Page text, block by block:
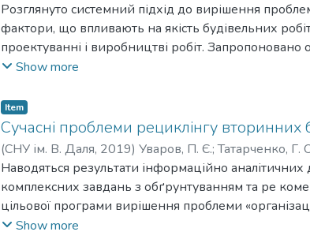
Розглянуто системний підхід до вирішення
фактори, що впливають на якість будівельних
проектуванні і виробництві робіт. Запропоновано
виробництва будівельно-монтажних робіт.
Show more
Item
Сучасні проблеми рециклінгу вторинних
(СНУ ім. В. Даля, 2019) Уваров, П. Є.;Татарченко, Г.
Наводяться результати інформаційно
комплексних завдань з обґрунтуванням та ре
цільової програми вирішення проблеми
будівельних відходів, одержуваних від виведення з
Show more